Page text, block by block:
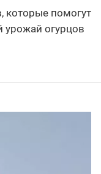
которые помогут
урожай огурцов